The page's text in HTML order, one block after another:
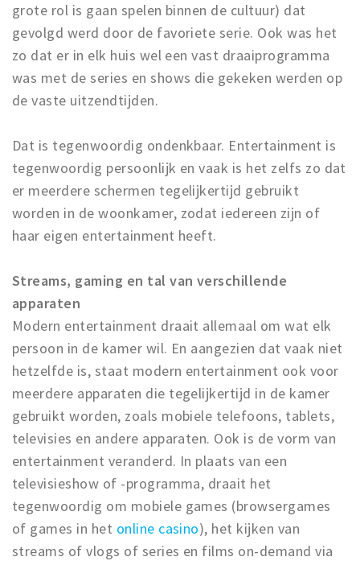
grote rol is gaan spelen binnen de cultuur) dat
gevolgd werd door de favoriete serie. Ook was het
zo dat er in elk huis wel een vast draaiprogramma
was met de series en shows die gekeken werden op
de vaste uitzendtijden.
Dat is tegenwoordig ondenkbaar. Entertainment is
tegenwoordig persoonlijk en vaak is het zelfs zo dat
er meerdere schermen tegelijkertijd gebruikt
worden in de woonkamer, zodat iedereen zijn of
haar eigen entertainment heeft.
Streams, gaming en tal van verschillende
apparaten
Modern entertainment draait allemaal om wat elk
persoon in de kamer wil. En aangezien dat vaak niet
hetzelfde is, staat modern entertainment ook voor
meerdere apparaten die tegelijkertijd in de kamer
gebruikt worden, zoals mobiele telefoons, tablets,
televisies en andere apparaten. Ook is de vorm van
entertainment veranderd. In plaats van een
televisieshow of -programma, draait het
tegenwoordig om mobiele games (browsergames
of games in het online casino), het kijken van
streams of vlogs of series en films on-demand via